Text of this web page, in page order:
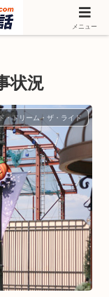
トラクションなどユニ
す
状況
・ドリーム・ザ・ライド
メニュー